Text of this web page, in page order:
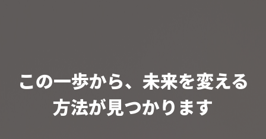
この一歩から、未来を変える
方法が見つかります